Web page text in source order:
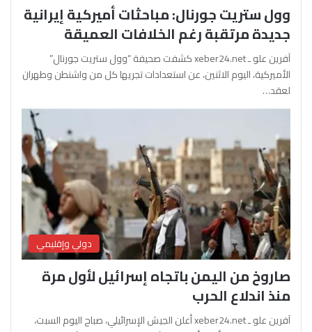
وول ستريت جورنال: مباحثات أميركية إيرانية
جديدة مرتقبة رغم الخلافات العميقة
آفرين علو ـ xeber24.net كشفت صحيفة “وول ستريت جورنال”
الأميركية، اليوم الاثنين، عن استعدادات تجريها كل من واشنطن وطهران
لعقد…
دولي وإقليمي
صاروخ من اليمن باتجاه إسرائيل لأول مرة
منذ اندلاع الحرب
آفرين علو ـ xeber24.net أعلن الجيش الإسرائيلي، صباح اليوم السبت،